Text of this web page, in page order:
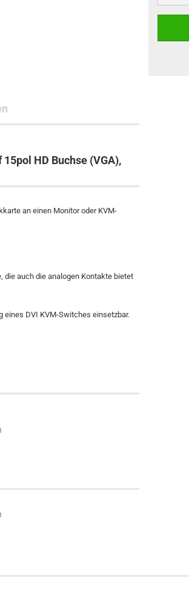
HD Buchse (VGA),
an einen Monitor oder KVM-
die auch die analogen Kontakte bietet
eines DVI KVM-Switches einsetzbar.